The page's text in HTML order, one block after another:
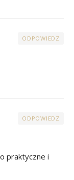
ODPOWIEDZ
ODPOWIEDZ
praktyczne i